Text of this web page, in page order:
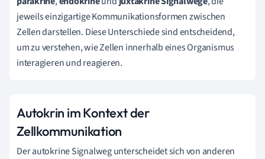
jeweils einzigartige Kommunikationsformen zwischen
Zellen darstellen. Diese Unterschiede sind entscheidend,
um zu verstehen, wie Zellen innerhalb eines Organismus
interagieren und reagieren.
Autokrin im Kontext der
Zellkommunikation
Der autokrine Signalweg unterscheidet sich von anderen